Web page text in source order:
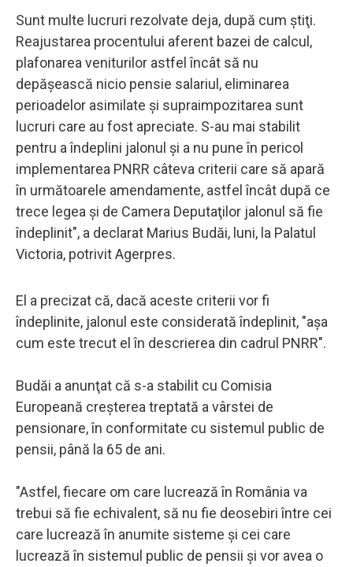
Sunt multe lucruri rezolvate deja, după cum ştiţi.
Reajustarea procentului aferent bazei de calcul,
plafonarea veniturilor astfel încât să nu
depăşească nicio pensie salariul, eliminarea
perioadelor asimilate şi supraimpozitarea sunt
lucruri care au fost apreciate. S-au mai stabilit
pentru a îndeplini jalonul şi a nu pune în pericol
implementarea PNRR câteva criterii care să apară
în următoarele amendamente, astfel încât după ce
trece legea şi de Camera Deputaţilor jalonul să fie
îndeplinit", a declarat Marius Budăi, luni, la Palatul
Victoria, potrivit Agerpres.
El a precizat că, dacă aceste criterii vor fi
îndeplinite, jalonul este considerată îndeplinit, "aşa
cum este trecut el în descrierea din cadrul PNRR".
Budăi a anunţat că s-a stabilit cu Comisia
Europeană creşterea treptată a vârstei de
pensionare, în conformitate cu sistemul public de
pensii, până la 65 de ani.
"Astfel, fiecare om care lucrează în România va
trebui să fie echivalent, să nu fie deosebiri între cei
care lucrează în anumite sisteme şi cei care
lucrează în sistemul public de pensii şi vor avea o